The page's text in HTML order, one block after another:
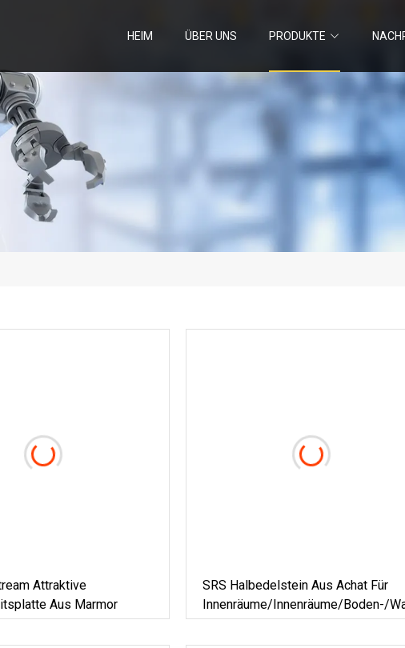
HEIM ÜBER UNS PRODUKTE
Attraktive
Aus Marmor
SRS Halbedelstein Aus Achat Für
Innenräume/Innenräume/Boden-/